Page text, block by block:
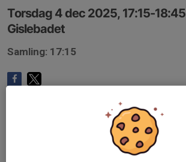
Torsdag 4 dec 2025, 17:15-18:45
Gislebadet
Samling: 17:15